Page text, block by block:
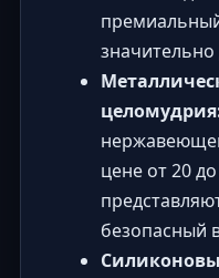
цене от 20
безопасный